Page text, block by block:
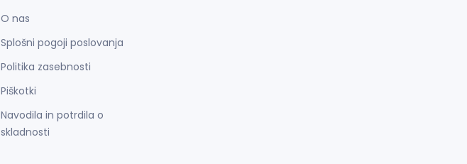
O nas
Splošni pogoji poslovanja
Politika zasebnosti
Piškotki
Navodila in potrdila o
skladnosti